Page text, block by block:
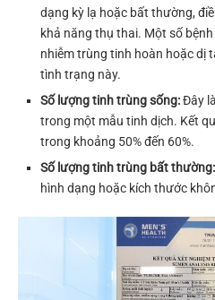
dạng kỳ lạ hoặc bất thường,
khả năng thụ thai. Một số
nhiễm trùng tinh hoàn hoặc dị
tình trạng này.
Số lượng tinh trùng sống:Đây
trong một mẫu tinh dịch. Kết
trong khoảng 50% đến 60%.
Số lượng tinh trùng bất thường:
hình dạng hoặc kích thước